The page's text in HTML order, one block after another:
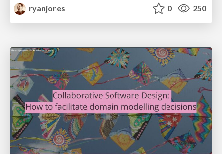
ryanjones
0 250